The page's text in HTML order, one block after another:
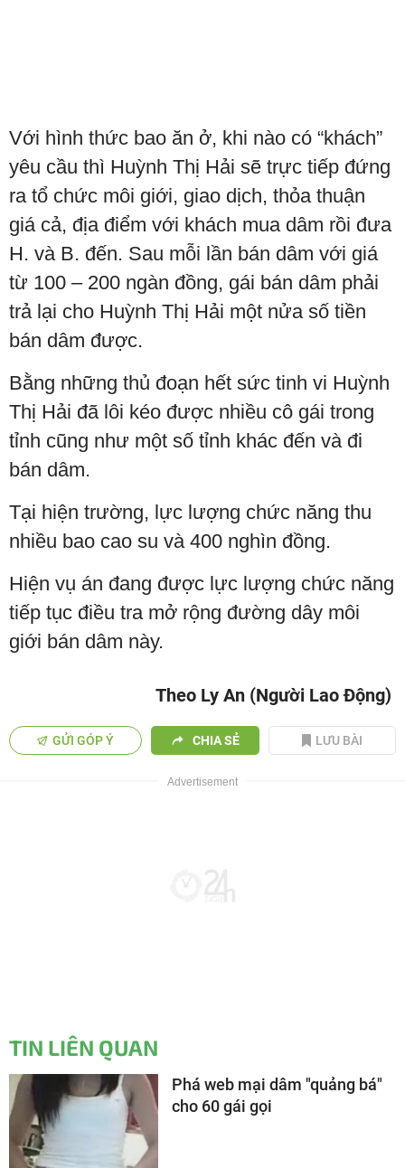
Với hình thức bao ăn ở, khi nào có “khách”
yêu cầu thì Huỳnh Thị Hải sẽ trực tiếp đứng
ra tổ chức môi giới, giao dịch, thỏa thuận
giá cả, địa điểm với khách mua dâm rồi đưa
H. và B. đến. Sau mỗi lần bán dâm với giá
từ 100 – 200 ngàn đồng, gái bán dâm phải
trả lại cho Huỳnh Thị Hải một nửa số tiền
bán dâm được.
Bằng những thủ đoạn hết sức tinh vi Huỳnh
Thị Hải đã lôi kéo được nhiều cô gái trong
tỉnh cũng như một số tỉnh khác đến và đi
bán dâm.
Tại hiện trường, lực lượng chức năng thu
nhiều bao cao su và 400 nghìn đồng.
Hiện vụ án đang được lực lượng chức năng
tiếp tục điều tra mở rộng đường dây môi
giới bán dâm này.
Theo Ly An (Người Lao Động)
GỬI GÓP Ý CHIA SẺ LƯU BÀI
TIN LIÊN QUAN
Phá web mại dâm "quảng bá"
cho 60 gái gọi